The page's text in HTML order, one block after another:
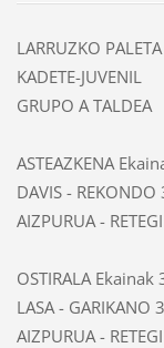
LARRUZKO
KADETE-JUVENIL
GRUPO A TALDEA
ASTEAZKENA
DAVIS - REKONDO
AIZPURUA - RETEGI
OSTIRALA
LASA - GARIKANO
AIZPURUA - RETEGI